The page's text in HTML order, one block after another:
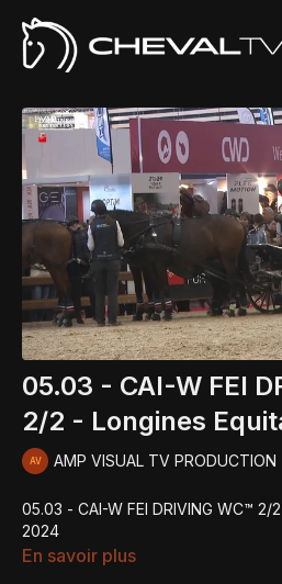
05.03 - CAI-W FEI
2/2 - Longines
AMP VISUAL TV PRODUCTION
05.03 - CAI-W FEI DRIVING WC™
2024
En savoir plus